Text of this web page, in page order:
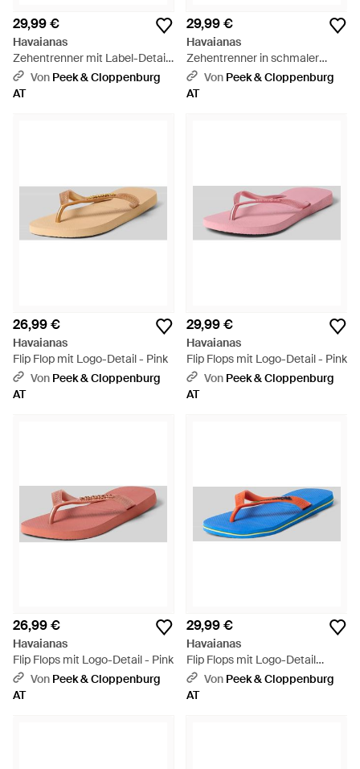
29,99 €
Havaianas
Zehentrenner mit Label-Detail
Modell 'BRASIL' - Pink
Von Peek & Cloppenburg
AT
29,99 €
Havaianas
Zehentrenner in schmaler
Passform mit Label-Detail -
Blau
Von Peek & Cloppenburg
AT
26,99 €
Havaianas
Flip Flop mit Logo-Detail - Pink
Von Peek & Cloppenburg
AT
29,99 €
Havaianas
Flip Flops mit Logo-Detail - Pink
Von Peek & Cloppenburg
AT
26,99 €
Havaianas
Flip Flops mit Logo-Detail - Pink
Von Peek & Cloppenburg
AT
29,99 €
Havaianas
Flip Flops mit Logo-Detail
Model 'Brasil' - Blau
Von Peek & Cloppenburg
AT